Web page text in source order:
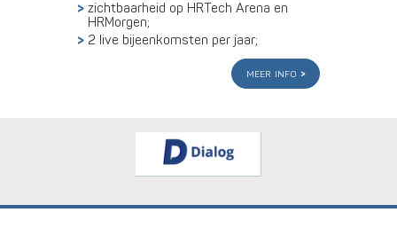
zichtbaarheid op HRTech Arena en
HRMorgen;
2 live bijeenkomsten per jaar;
meer info